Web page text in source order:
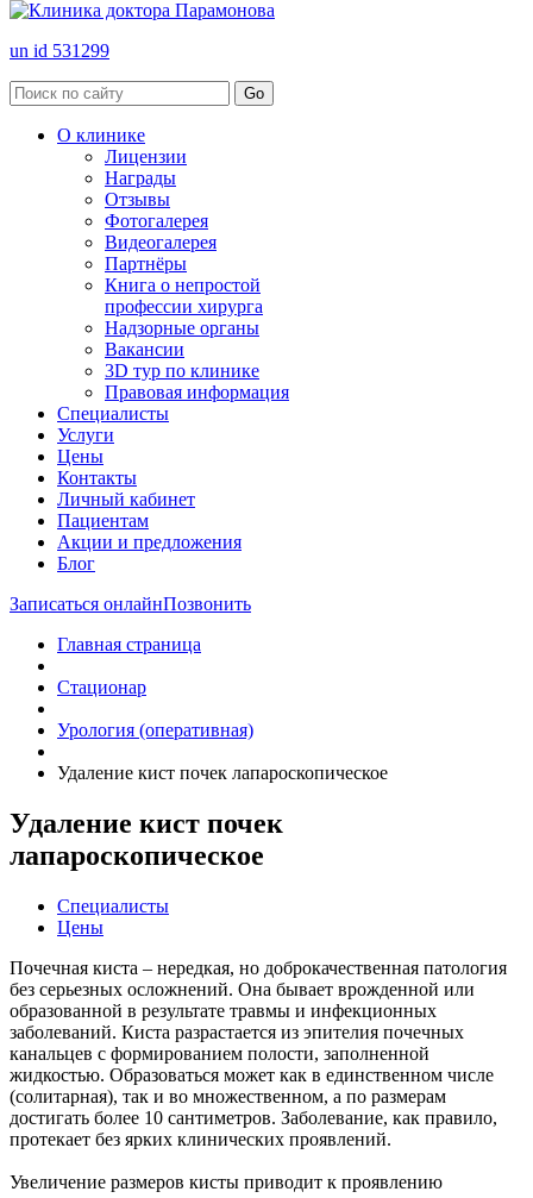
un id 531299
О клинике
Лицензии
Награды
Отзывы
Фотогалерея
Видеогалерея
Партнёры
Книга о непростой
профессии хирурга
Надзорные органы
Вакансии
3D тур по клинике
Правовая информация
Специалисты
Услуги
Цены
Контакты
Личный кабинет
Пациентам
Акции и предложения
Блог
Записаться онлайнПозвонить
Главная страница
Стационар
Урология (оперативная)
Удаление кист почек лапароскопическое
Удаление кист почек
лапароскопическое
Специалисты
Цены
Почечная киста – нередкая, но доброкачественная патология
без серьезных осложнений. Она бывает врожденной или
образованной в результате травмы и инфекционных
заболеваний. Киста разрастается из эпителия почечных
канальцев с формированием полости, заполненной
жидкостью. Образоваться может как в единственном числе
(солитарная), так и во множественном, а по размерам
достигать более 10 сантиметров. Заболевание, как правило,
протекает без ярких клинических проявлений.
Увеличение размеров кисты приводит к проявлению